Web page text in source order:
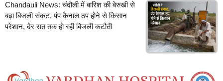
Chandauli News: चंदौली में बारिश की बेरुखी से
बढ़ा बिजली संकट, पंप कैनाल ठप होने से किसान
परेशान, देर रात तक हो रही बिजली कटौती